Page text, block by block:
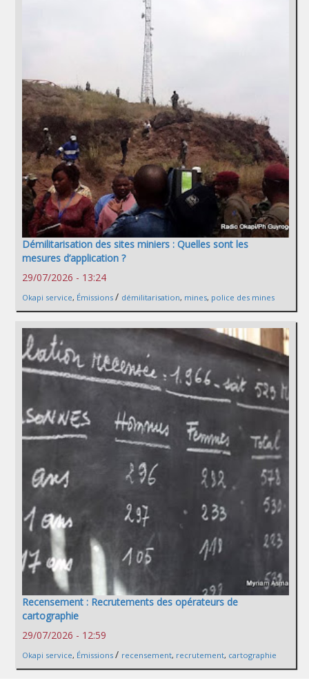
Démilitarisation des sites miniers : Quelles sont les
mesures d’application ?
29/07/2026 - 13:24
Okapi service, Émissions / démilitarisation, mines, police des mines
Recensement : Recrutements des opérateurs de
cartographie
29/07/2026 - 12:59
Okapi service, Émissions / recensement, recrutement, cartographie